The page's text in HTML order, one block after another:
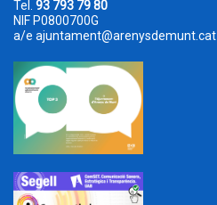
Tel. 93 793 79 80
NIF P0800700G
a/e ajuntament@arenysdemunt.cat